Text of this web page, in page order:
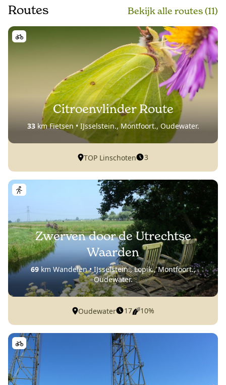
Routes Bekijk alle routes (11)
Citroenvlinder Route
33km Fietsen • IJsselstein., Montfoort., Oudewater.
TOP Linschoten 3
Zwerven door de Utrechtse
Waarden
69km Wandelen • IJsselstein., Lopik., Montfoort.,
Oudewater.
Oudewater 17 10%